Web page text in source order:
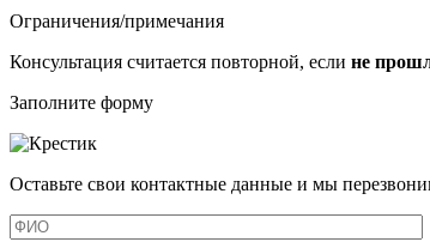
Ограничения/примечания
Консультация считается повторной, если не
Заполните форму
Оставьте свои контактные данные и мы